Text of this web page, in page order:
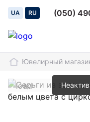
UA RU (050)
Ювелирный